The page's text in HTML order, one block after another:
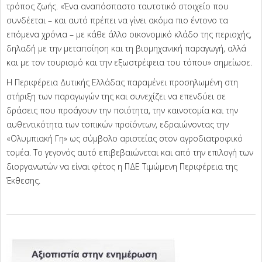
τρόπος ζωής. «Ένα αναπόσπαστο ταυτοτικό στοιχείο που
συνδέεται – και αυτό πρέπει να γίνει ακόμα πιο έντονο τα
επόμενα χρόνια – με κάθε άλλο οικονομικό κλάδο της περιοχής,
δηλαδή με την μεταποίηση και τη βιομηχανική παραγωγή, αλλά
και με τον τουρισμό και την εξωστρέφεια του τόπου» σημείωσε.
Η Περιφέρεια Δυτικής Ελλάδας παραμένει προσηλωμένη στη
στήριξη των παραγωγών της και συνεχίζει να επενδύει σε
δράσεις που προάγουν την ποιότητα, την καινοτομία και την
αυθεντικότητα των τοπικών προϊόντων, εδραιώνοντας την
«Ολυμπιακή Γη» ως σύμβολο αριστείας στον αγροδιατροφικό
τομέα. Το γεγονός αυτό επιβεβαιώνεται και από την επιλογή των
διοργανωτών να είναι φέτος η ΠΔΕ Τιμώμενη Περιφέρεια της
Έκθεσης.